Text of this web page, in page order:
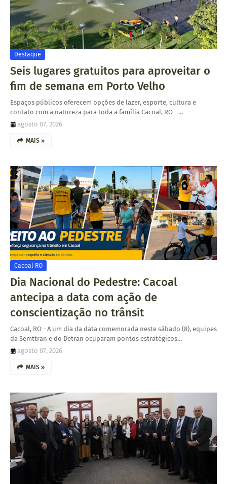
Destaque
Seis lugares gratuitos para aproveitar o
fim de semana em Porto Velho
Espaços públicos oferecem opções de lazer, esporte, cultura e
contato com a natureza para toda a família Cacoal, RO - …
agosto 07, 2026
MAIS »
Cacoal RO
Dia Nacional do Pedestre: Cacoal
antecipa a data com ação de
conscientização no trânsit
Cacoal, RO - A um dia da data comemorada neste sábado (8), equipes
da Semttran e do Detran ocuparam pontos estratégicos…
agosto 07, 2026
MAIS »